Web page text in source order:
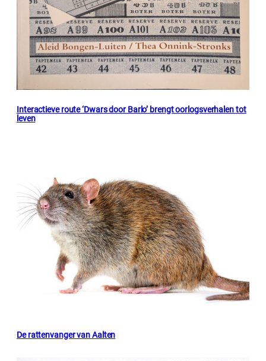
Interactieve route ‘Dwars door Barlo’ brengt oorlogsverhalen tot
leven
De rattenvanger van Aalten